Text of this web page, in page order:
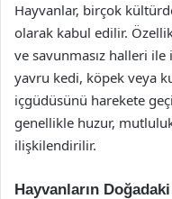
Hayvanlar, birçok
olarak kabul edilir.
ve savunmasız halleri
yavru kedi, köpek veya
içgüdüsünü harekete
genellikle huzur,
ilişkilendirilir.
Hayvanların